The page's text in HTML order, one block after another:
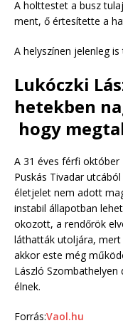
A holttestet a busz
ment, ő értesítette a
A helyszínen jelenleg
Lukóczki
hetekben
hogy
A 31 éves férfi
Puskás Tivadar utcából
életjelet nem adott
instabil állapotban
okozott, a rendőrök
láthatták utoljára,
akkor este még
László Szombathelyen
élnek.
Forrás:Vaol.hu